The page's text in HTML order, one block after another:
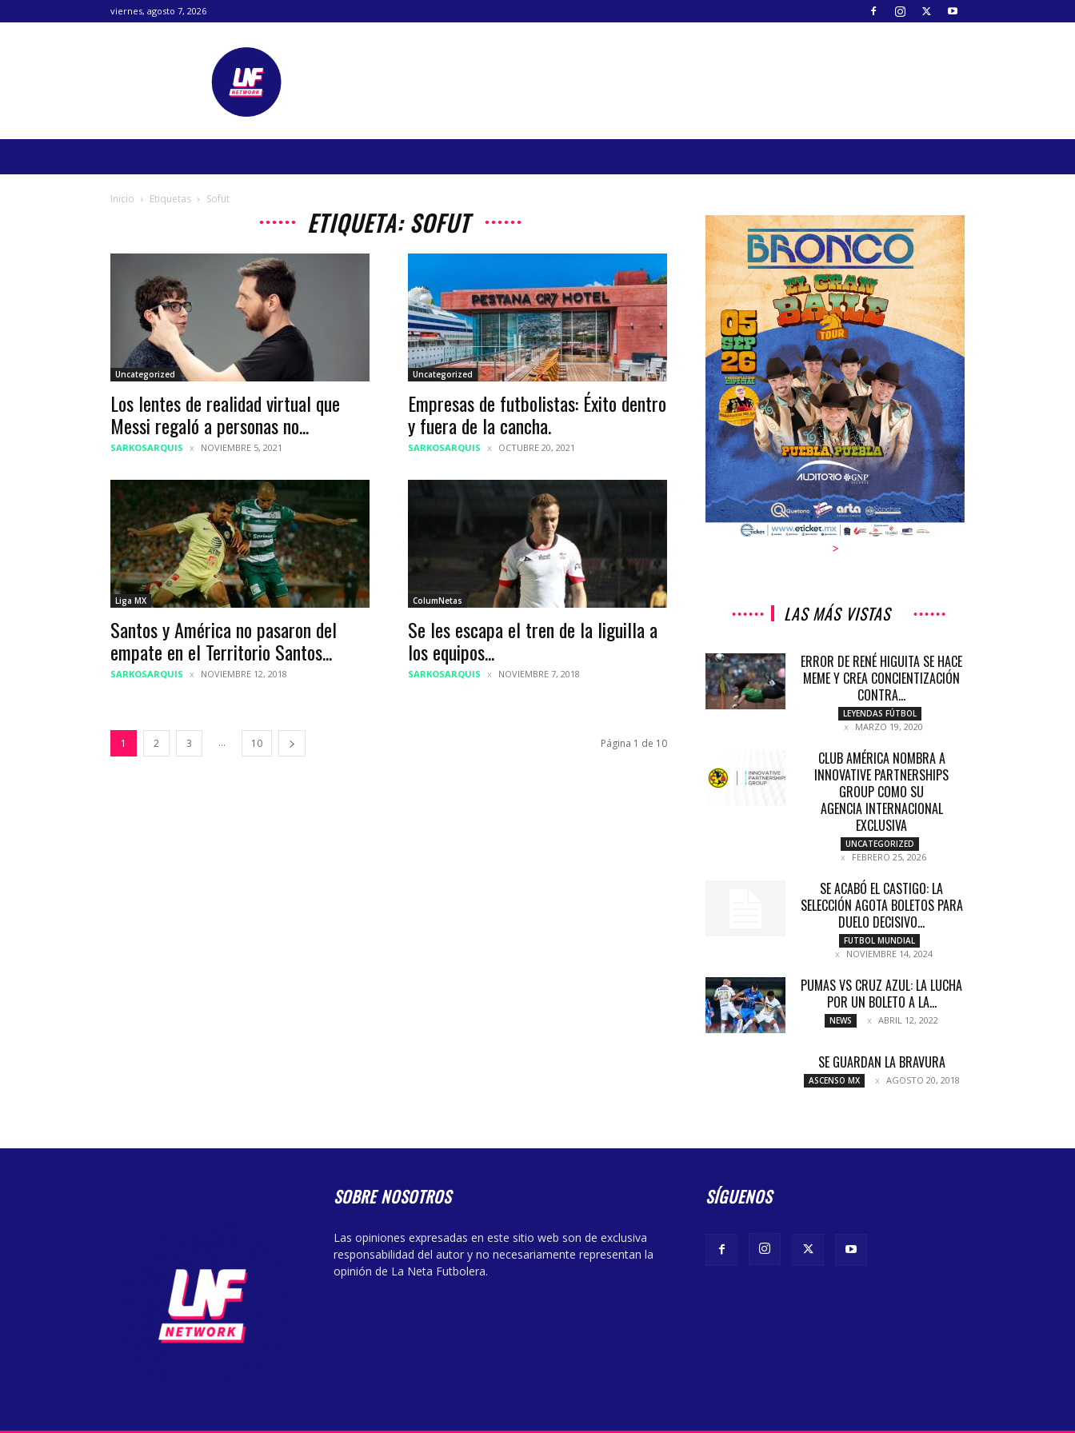
viernes, agosto 7, 2026
Lanetafutbolera
Inicio Etiquetas Sofut
ETIQUETA: SOFUT
Uncategorized
Los lentes de realidad virtual que
Messi regaló a personas no...
SARKOSARQUIS NOVIEMBRE 5, 2021
Uncategorized
Empresas de futbolistas: Éxito dentro
y fuera de la cancha.
SARKOSARQUIS OCTUBRE 20, 2021
Liga MX
Santos y América no pasaron del
empate en el Territorio Santos...
SARKOSARQUIS NOVIEMBRE 12, 2018
ColumNetas
Se les escapa el tren de la liguilla a
los equipos...
SARKOSARQUIS NOVIEMBRE 7, 2018
1 2 3 ... 10 Página 1 de 10
>
LAS MÁS VISTAS
ERROR DE RENÉ HIGUITA SE HACE
MEME Y CREA CONCIENTIZACIÓN
CONTRA...
LEYENDAS FÚTBOL
MARZO 19, 2020
CLUB AMÉRICA NOMBRA A
INNOVATIVE PARTNERSHIPS
GROUP COMO SU
AGENCIA INTERNACIONAL
EXCLUSIVA
UNCATEGORIZED
FEBRERO 25, 2026
SE ACABÓ EL CASTIGO: LA
SELECCIÓN AGOTA BOLETOS PARA
DUELO DECISIVO...
FUTBOL MUNDIAL
NOVIEMBRE 14, 2024
PUMAS VS CRUZ AZUL: LA LUCHA
POR UN BOLETO A LA...
NEWS ABRIL 12, 2022
SE GUARDAN LA BRAVURA
ASCENSO MX AGOSTO 20, 2018
SOBRE NOSOTROS
Las opiniones expresadas en este sitio web son de exclusiva
responsabilidad del autor y no necesariamente representan la
opinión de La Neta Futbolera.
SÍGUENOS